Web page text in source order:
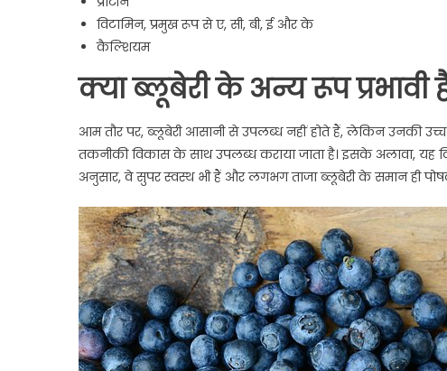
विटामिन, प्रमुख रूप से ए, सी, बी, ई और के
कैल्शियम
क्या ब्लूबेरी के अन्य रूप प्रभावी
आम तौर पर, ब्लूबेरी आसानी से उपलब्ध नहीं होते हैं, लेकिन उनकी
तकनीकी विकास के साथ उपलब्ध कराया जाता है। इसके अलावा, यह
अनुसार, वे सुपर स्वस्थ भी हैं और लगभग ताजा ब्लूबेरी के समान ही